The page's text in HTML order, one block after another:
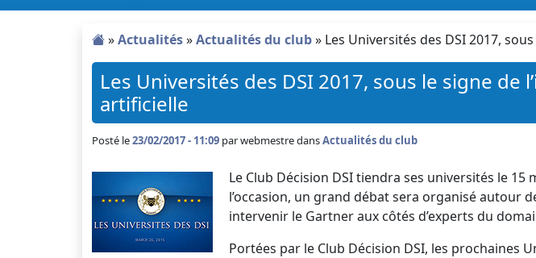
»Actualités»Actualités du club» Les Universités des DSI 2017,
Les Universités des DSI 2017, sous le signe de
artificielle
Posté le23/02/2017 - 11:09 parwebmestre dansActualités du club
Le Club Décision DSI tiendra ses universités le 15
l’occasion, un grand débat sera organisé autour
intervenir le Gartner aux côtés d’experts du
Portées par le Club Décision DSI, les prochaines